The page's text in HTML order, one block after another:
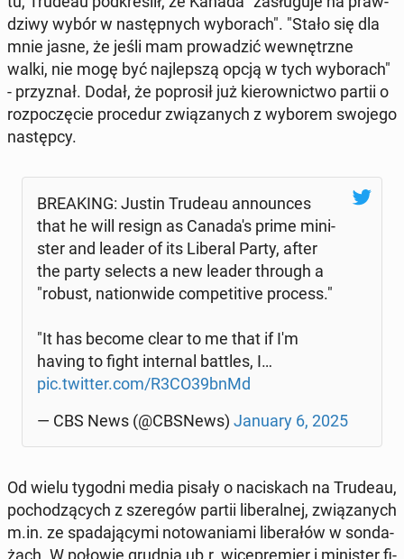
dzi­wy wybór w na­stęp­nych wy­bo­rach". "Stało się dla
mnie jasne, że jeśli mam pro­wa­dzić we­wnętrz­ne
walki, nie mogę być naj­lep­szą opcją w tych wy­bo­rach"
- przy­znał. Dodał, że po­pro­sił już kie­row­nic­two partii o
roz­po­czę­cie pro­ce­dur zwią­za­nych z wyborem swojego
na­stęp­cy.
BRE­AKING: Justin Trudeau an­no­un­ces
that he will resign as Ca­na­da­'s prime mi­ni­
ster and leader of its Liberal Party, after
the party selects a new leader through a
"robust, na­tion­wi­de com­pe­ti­ti­ve process."
"It has become clear to me that if I'm
having to fight in­ter­nal battles, I…
pic.twitter.com/R3CO39bnMd
— CBS News (@CBSNews) January 6, 2025
Od wielu tygodni media pisały o na­ci­skach na Trudeau,
po­cho­dzą­cych z sze­re­gów partii li­be­ral­nej, zwią­za­nych
m.in. ze spa­da­ją­cy­mi no­to­wa­nia­mi li­be­ra­łów w son­da­